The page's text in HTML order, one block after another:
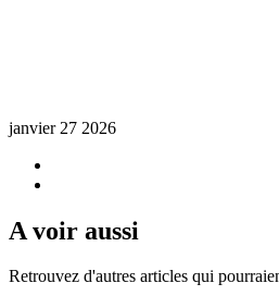
janvier 27 2026
A voir aussi
Retrouvez d'autres articles qui